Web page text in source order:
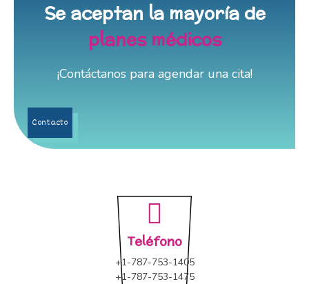
Se aceptan la mayoría de
planes médicos
¡Contáctanos para agendar una cita!
Contacto
Teléfono
+1-787-753-1405
+1-787-753-1475